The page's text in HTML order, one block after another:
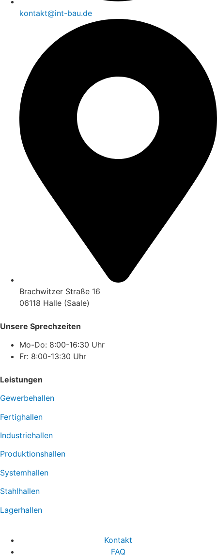
kontakt@int-bau.de
Brachwitzer Straße 16
06118 Halle (Saale)
Unsere Sprechzeiten
Mo-Do: 8:00-16:30 Uhr
Fr: 8:00-13:30 Uhr
Leistungen
Gewerbehallen
Fertighallen
Industriehallen
Produktionshallen
Systemhallen
Stahlhallen
Lagerhallen
Kontakt
FAQ